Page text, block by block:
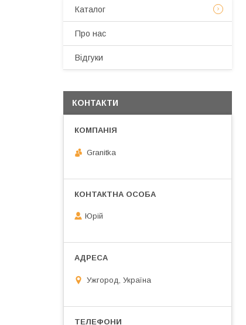
Каталог
Про нас
Відгуки
КОНТАКТИ
Granitka
Юрій
Ужгород, Україна